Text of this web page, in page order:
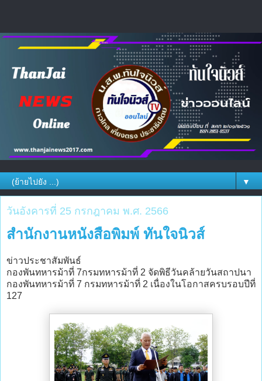
▼
วันอังคารที่ 25 กรกฎาคม พ.ศ. 2566
สำนักงานหนังสือพิมพ์ ทันใจนิวส์
ข่าวประชาสัมพันธ์
กองพันทหารม้าที่ 7กรมทหารม้าที่ 2 จัดพิธีวันคล้ายวันสถาปนา
กองพันทหารม้าที่ 7 กรมทหารม้าที่ 2 เนื่องในโอกาสครบรอบปีที่
127